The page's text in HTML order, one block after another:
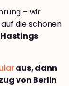
– wir
die schönen
aus, dann
von Berlin